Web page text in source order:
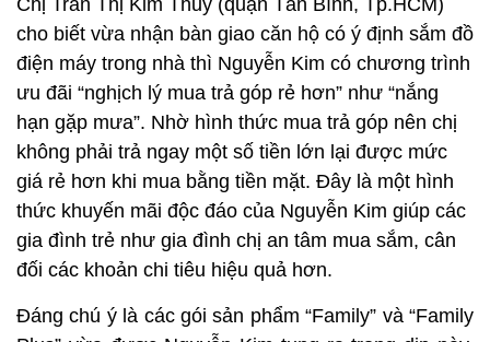
Chị Trần Thị Kim Thủy (quận Tân Bình, Tp.HCM)
cho biết vừa nhận bàn giao căn hộ có ý định sắm đồ
điện máy trong nhà thì Nguyễn Kim có chương trình
ưu đãi “nghịch lý mua trả góp rẻ hơn” như “nắng
hạn gặp mưa”. Nhờ hình thức mua trả góp nên chị
không phải trả ngay một số tiền lớn lại được mức
giá rẻ hơn khi mua bằng tiền mặt. Đây là một hình
thức khuyến mãi độc đáo của Nguyễn Kim giúp các
gia đình trẻ như gia đình chị an tâm mua sắm, cân
đối các khoản chi tiêu hiệu quả hơn.
Đáng chú ý là các gói sản phẩm “Family” và “Family